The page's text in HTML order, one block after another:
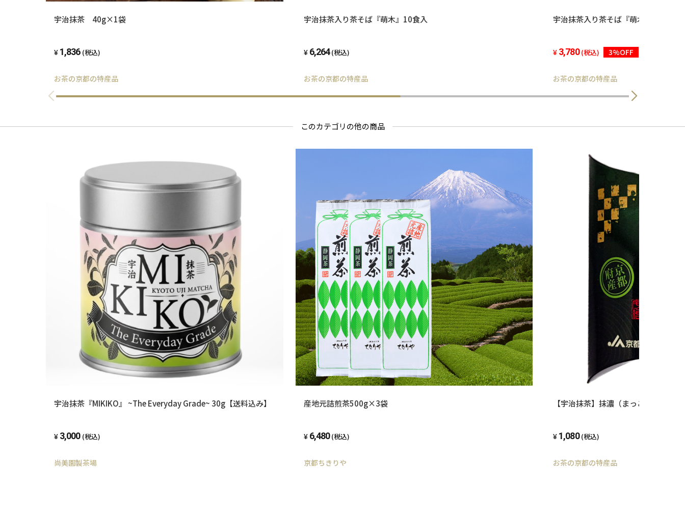
宇治抹茶 40g×1袋
1,836 (税込)
お茶の京都の特産品
宇治抹茶入り茶そば『萌木』10食入
6,264 (税込)
お茶の京都の特産品
宇治抹茶入り茶そば『萌木』6食入
3,780 (税込) 3%OFF
お茶の京都の特産品
このカテゴリの他の商品
宇治抹茶『MIKIKO』 ~The Everyday Grade~ 30g【送料込み】
3,000 (税込)
尚美園製茶場
産地元詰煎茶500g×3袋
6,480 (税込)
京都ちきりや
【宇治抹茶】抹濃（まっこい）
1,080 (税込)
お茶の京都の特産品